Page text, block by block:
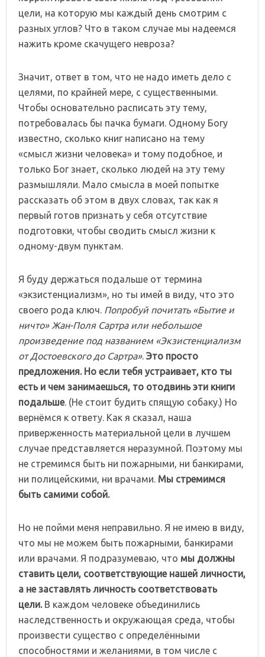
цели, на которую мы каждый день смотрим с
разных углов? Что в таком случае мы надеемся
нажить кроме скачущего невроза?
Значит, ответ в том, что не надо иметь дело с
целями, по крайней мере, с существенными.
Чтобы основательно расписать эту тему,
потребовалась бы пачка бумаги. Одному Богу
известно, сколько книг написано на тему
«смысл жизни человека» и тому подобное, и
только Бог знает, сколько людей на эту тему
размышляли. Мало смысла в моей попытке
рассказать об этом в двух словах, так как я
первый готов признать у себя отсутствие
подготовки, чтобы сводить смысл жизни к
одному-двум пунктам.
Я буду держаться подальше от термина
«экзистенциализм», но ты имей в виду, что это
своего рода ключ. Попробуй почитать «Бытие и
ничто» Жан-Поля Сартра или небольшое
произведение под названием «Экзистенциализм
от Достоевского до Сартра». Это просто
предложения. Но если тебя устраивает, кто ты
есть и чем занимаешься, то отодвинь эти книги
подальше. (Не стоит будить спящую собаку.) Но
вернёмся к ответу. Как я сказал, наша
приверженность материальной цели в лучшем
случае представляется неразумной. Поэтому мы
не стремимся быть ни пожарными, ни банкирами,
ни полицейскими, ни врачами. Мы стремимся
быть самими собой.
Но не пойми меня неправильно. Я не имею в виду,
что мы не можем быть пожарными, банкирами
или врачами. Я подразумеваю, что мы должны
ставить цели, соответствующие нашей личности,
а не заставлять личность соответствовать
цели.В каждом человеке объединились
наследственность и окружающая среда, чтобы
произвести существо с определёнными
способностями и желаниями, в том числе с